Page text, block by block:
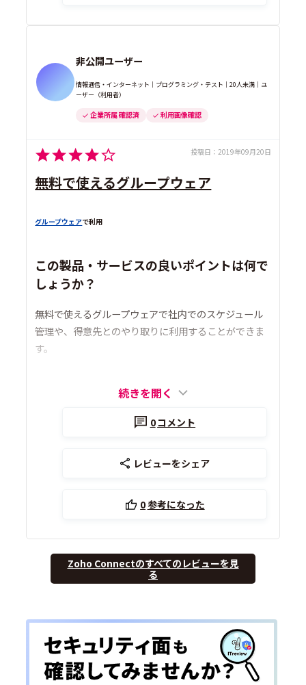
非公開ユーザー
情報通信・インターネット｜プログラミング・テスト｜20人未満｜ユ
ーザー（利用者）
企業所属 確認済 利用画像確認
投稿日： 2019年09月20日
無料で使えるグループウェア
グループウェアで利用
この製品・サービスの良いポイントは何で
しょうか？
無料で使えるグループウェアで社内でのスケジュール
管理や、得意先とのやり取りに利用することができま
す。
続きを開く
0コメント
レビューをシェア
0参考になった
Zoho Connectのすべてのレビューを見
る